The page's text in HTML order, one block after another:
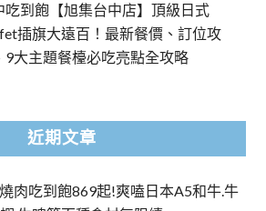
吃到飽【旭集台中店】頂級日式
插旗大遠百！最新餐價、訂位攻
9大主題餐檯必吃亮點全攻略
近期文章
肉吃到飽869起!爽嗑日本A5和牛.牛